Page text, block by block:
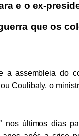
e o ex-
que os
a assembleia do
Coulibaly, o
nos últimos dias